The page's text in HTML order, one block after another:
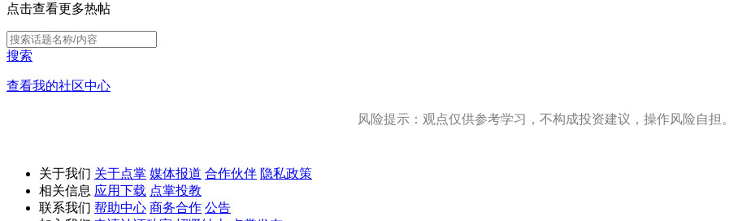
点击查看更多热帖
搜索
查看我的社区中心
风险提示：观点仅供参考学习，不构成投资建议，操作风险自担。
关于我们 关于点掌 媒体报道 合作伙伴 隐私政策
相关信息 应用下载 点掌投教
联系我们 帮助中心 商务合作 公告